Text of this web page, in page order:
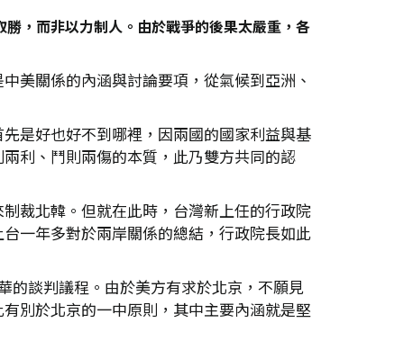
，而非以力制人。由於戰爭的後果太嚴重，各
美關係的內涵與討論要項，從氣候到亞洲、
是好也好不到哪裡，因兩國的國家利益與基
利、鬥則兩傷的本質，此乃雙方共同的認
裁北韓。但就在此時，台灣新上任的行政院
一年多對於兩岸關係的總結，行政院長如此
的談判議程。由於美方有求於北京，不願見
別於北京的一中原則，其中主要內涵就是堅